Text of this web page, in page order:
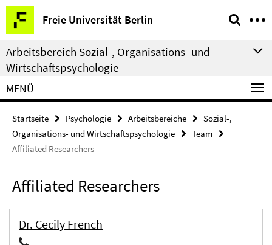
Springe
direkt
zu
Inhalt
Freie Universität Berlin
Service-
Navigation
Arbeitsbereich Sozial-, Organisations- und
Wirtschaftspsychologie
MENÜ
Startseite Psychologie Arbeitsbereiche
Sozial-,
Organisations- und Wirtschaftspsychologie
Team
Affiliated Researchers
Affiliated Researchers
Dr. Cecily French